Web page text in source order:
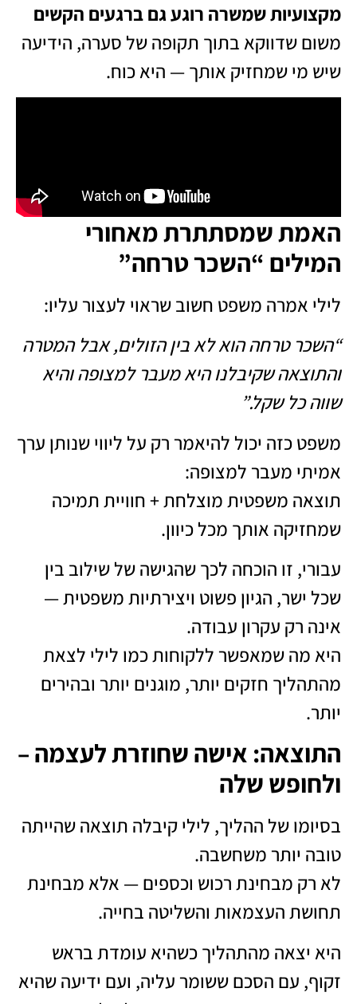
מקצועיות שמשרה רוגע גם ברגעים הקשים
משום שדווקא בתוך תקופה של סערה, הידיעה
שיש מי שמחזיק אותך — היא כוח.
האמת שמסתתרת מאחורי
המילים “השכר טרחה”
לילי אמרה משפט חשוב שראוי לעצור עליו:
“השכר טרחה הוא לא בין הזולים, אבל המטרה
והתוצאה שקיבלנו היא מעבר למצופה והיא
שווה כל שקל.”
משפט כזה יכול להיאמר רק על ליווי שנותן ערך
אמיתי מעבר למצופה:
תוצאה משפטית מוצלחת + חוויית תמיכה
שמחזיקה אותך מכל כיוון.
עבורי, זו הוכחה לכך שהגישה של שילוב בין
שכל ישר, הגיון פשוט ויצירתיות משפטית —
אינה רק עקרון עבודה.
היא מה שמאפשר ללקוחות כמו לילי לצאת
מהתהליך חזקים יותר, מוגנים יותר ובהירים
יותר.
התוצאה: אישה שחוזרת לעצמה –
ולחופש שלה
בסיומו של ההליך, לילי קיבלה תוצאה שהייתה
טובה יותר משחשבה.
לא רק מבחינת רכוש וכספים — אלא מבחינת
תחושת העצמאות והשליטה בחייה.
היא יצאה מהתהליך כשהיא עומדת בראש
זקוף, עם הסכם ששומר עליה, ועם ידיעה שהיא